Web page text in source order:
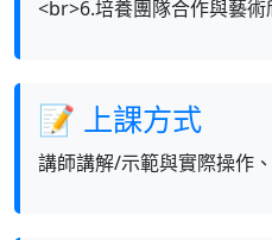
<br>6.培養團隊合作與藝術
📝 上課方式
講師講解/示範與實際操作